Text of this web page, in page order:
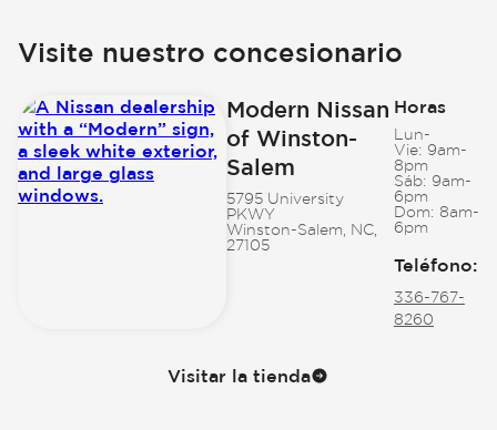
Visite nuestro concesionario
Modern Nissan
of Winston-
Salem
5795 University
PKWY
Winston-Salem, NC,
27105
Horas
Lun-
Vie: 9am-
8pm
Sáb: 9am-
6pm
Dom: 8am-
6pm
Teléfono:
336-767-
8260
Visitar la tienda